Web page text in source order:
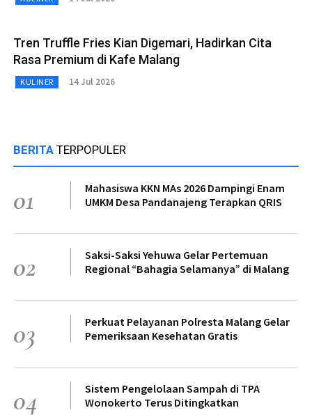
Tren Truffle Fries Kian Digemari, Hadirkan Cita
Rasa Premium di Kafe Malang
KULINER 14 Jul 2026
BERITA TERPOPULER
01
Mahasiswa KKN MAs 2026 Dampingi Enam
UMKM Desa Pandanajeng Terapkan QRIS
02
Saksi-Saksi Yehuwa Gelar Pertemuan
Regional “Bahagia Selamanya” di Malang
03
Perkuat Pelayanan Polresta Malang Gelar
Pemeriksaan Kesehatan Gratis
04
Sistem Pengelolaan Sampah di TPA
Wonokerto Terus Ditingkatkan